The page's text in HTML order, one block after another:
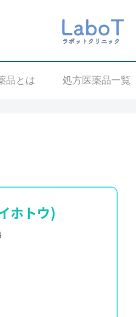
品とは 処方医薬品一覧
ホトウ)